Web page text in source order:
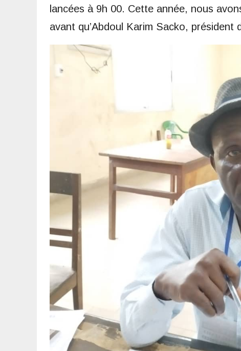
lancées à 9h 00. Cette année, nous
avant qu’Abdoul Karim Sacko, président